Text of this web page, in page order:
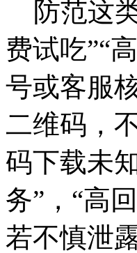
防范这
费试吃”“
号或客服
二维码，
码下载未
务”，“高
若不慎泄